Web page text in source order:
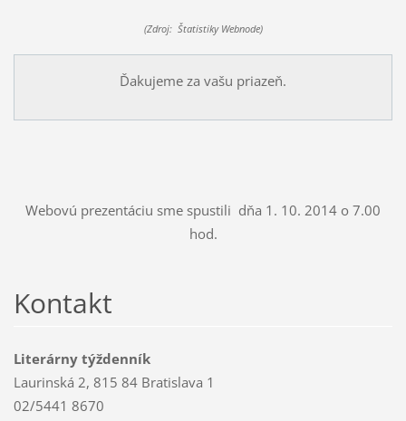
(Zdroj: Štatistiky Webnode)
Ďakujeme za vašu priazeň.
Webovú prezentáciu sme spustili dňa 1. 10. 2014 o 7.00
hod.
Kontakt
Literárny týždenník
Laurinská 2, 815 84 Bratislava 1
02/5441 8670